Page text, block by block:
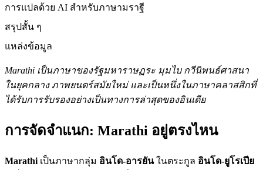
การแปลด้วย AI สำหรับภาษามราฐี
สรุปสั้น ๆ
แหล่งข้อมูล
Marathi เป็นภาษาของรัฐมหาราษฏระ มุมไบ กวีนิพนธ์ศาสนา
ในยุคกลาง ภาพยนตร์สมัยใหม่ และเป็นหนึ่งในภาษาคลาสสิกที่
ได้รับการรับรองอย่างเป็นทางการล่าสุดของอินเดีย
การจัดจำแนก: Marathi อยู่ตรงไหน
Marathi เป็นภาษากลุ่ม อินโด-อารยันในตระกูล อินโด-ยูโรเปีย